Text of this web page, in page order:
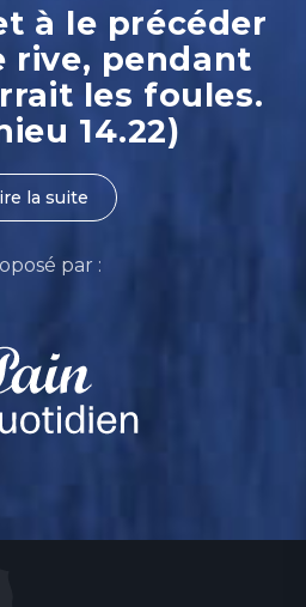
à le précéder
rive, pendant
les foules.
14.22)
la suite
par :